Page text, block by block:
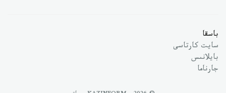
باسقا
سايت كارتاسى
بايلانىس
جارناما